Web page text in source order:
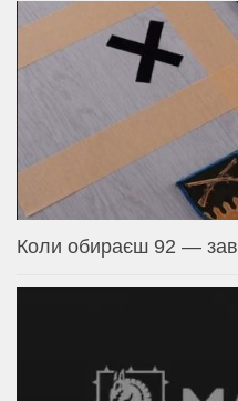
Коли обираєш 92 —